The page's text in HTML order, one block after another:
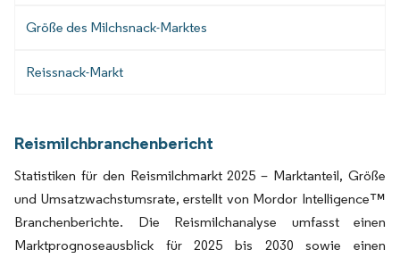
Größe des Milchsnack-Marktes
Reissnack-Markt
Reismilchbranchenbericht
Statistiken für den Reismilchmarkt 2025 – Marktanteil, Größe
und Umsatzwachstumsrate, erstellt von Mordor Intelligence™
Branchenberichte. Die Reismilchanalyse umfasst einen
Marktprognoseausblick für 2025 bis 2030 sowie einen